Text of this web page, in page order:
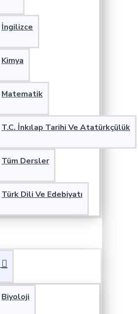
İngilizce
Kimya
Matematik
T.C. İnkılap Tarihi Ve Atatürkçülük
Tüm Dersler
Türk Dili Ve Edebiyatı
Biyoloji